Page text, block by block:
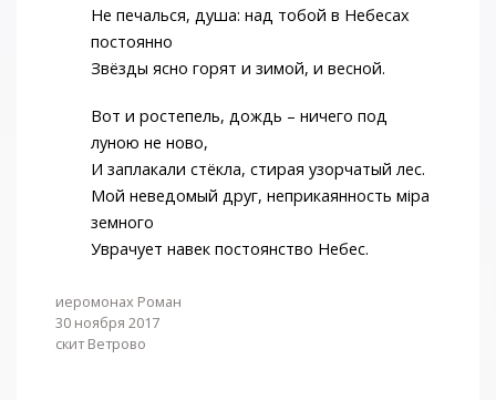
Не печалься, душа: над тобой в Небесах
постоянно
Звёзды ясно горят и зимой, и весной.
Вот и ростепель, дождь – ничего под
луною не ново,
И заплакали стёкла, стирая узорчатый лес.
Мой неведомый друг, неприкаянность міра
земного
Уврачует навек постоянство Небес.
иеромонах Роман
30 ноября 2017
скит Ветрово